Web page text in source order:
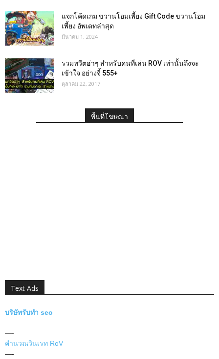
แจกโค้ดเกม ขวานโอมเพี้ยง Gift Code ขวานโอม
เพี้ยง อัพเดทล่าสุด
มีนาคม 1, 2024
รวมทวีตฮ่าๆ สำหรับคนที่เล่น ROV เท่านั้นถึงจะ
เข้าใจ อย่างจี้ 555+
ตุลาคม 22, 2017
พื้นที่โฆษณา
Text Ads
บริษัทรับทำ seo
—-
คำนวณวินเรท RoV
—-